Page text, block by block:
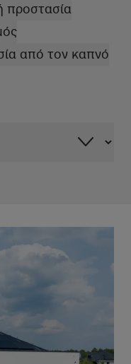
προστασία
από τον καπνό